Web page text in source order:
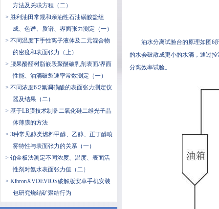
方法及关联方程（二）
> 胜利油田常规和亲油性石油磺酸盐组
成、色谱、质谱、界面张力测定（一）
> 不同温度下手性离子液体及二元混合物
的密度和表面张力（上）
> 腰果酚醛树脂嵌段聚醚破乳剂表面/界面
性能、油滴破裂速率常数测定（一）
> 不同浓度6∶2氟调磺酸的表面张力测定仪
器及结果（二）
> 基于LB膜技术制备二氧化硅二维光子晶
体薄膜的方法
> 3种常见醇类燃料甲醇、乙醇、正丁醇喷
雾特性与表面张力的关系（一）
> 铂金板法测定不同浓度、温度、表面活
性剂对氨水表面张力值（二）
> KibronXVDEVIOS破解版安卓手机安装
包研究烧结矿聚结行为
油水分离试验台的原理如图6所
的水会破散成更小的水滴，通
分离效率试验。